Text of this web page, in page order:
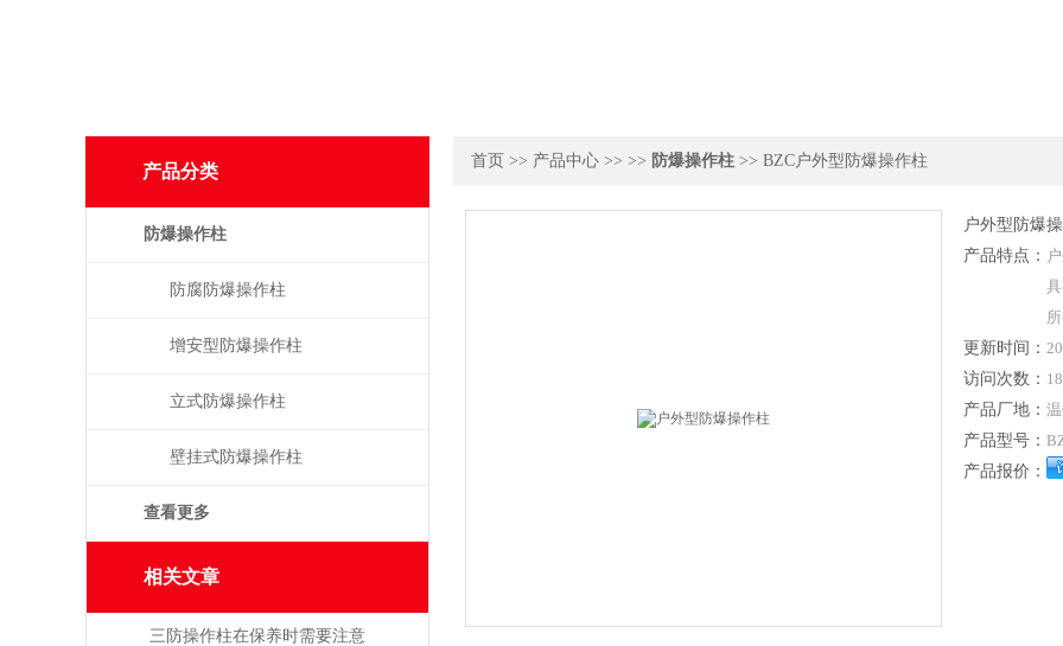
首页 >> 产品中心 >> >> 防爆操作柱 >> BZC户外型防爆操作柱
户外型防爆
产品特点：
更新时间：
访问次数：
产品厂地：
产品型号：
产品报价：
产品分类
防爆操作柱
防腐防爆操作柱
增安型防爆操作柱
立式防爆操作柱
壁挂式防爆操作柱
查看更多
相关文章
三防操作柱在保养时需要注意